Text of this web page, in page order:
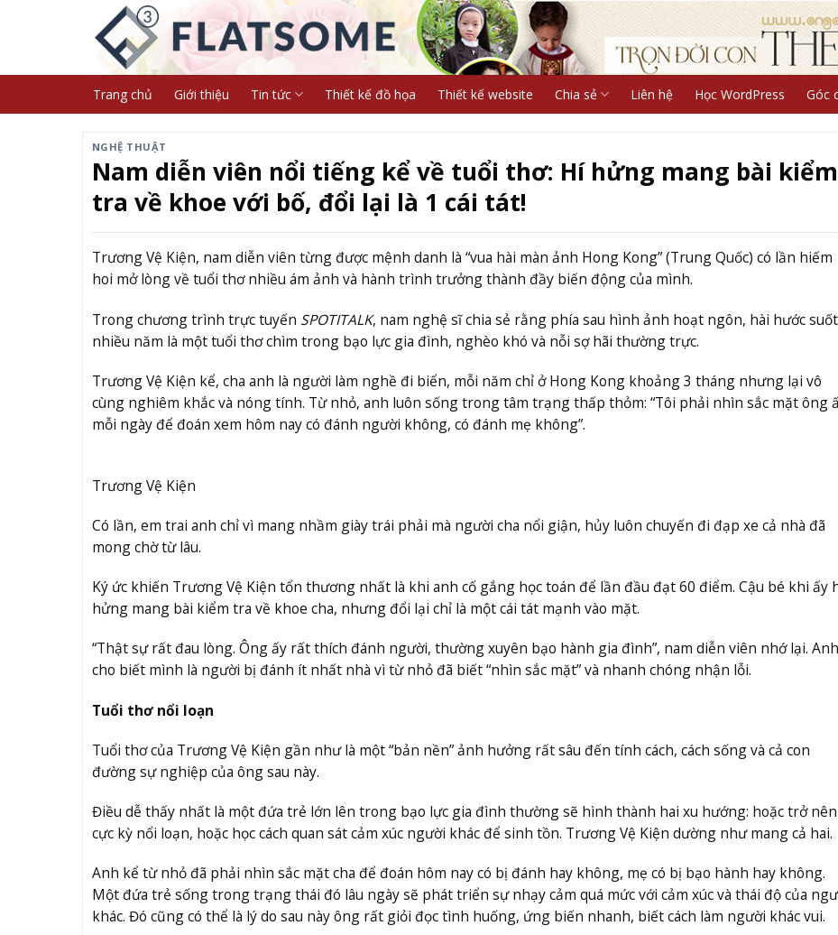
Trang chủ Giới thiệu Tin tức Thiết kế đồ họa Thiết kế website Chia sẻ Liên hệ Học WordPress Góc
NGHỆ THUẬT
Nam diễn viên nổi tiếng kể về tuổi thơ: Hí hửng mang bài kiểm
tra về khoe với bố, đổi lại là 1 cái tát!
Trương Vệ Kiện, nam diễn viên từng được mệnh danh là “vua hài màn ảnh Hong Kong” (Trung Quốc) có lần hiếm
hoi mở lòng về tuổi thơ nhiều ám ảnh và hành trình trưởng thành đầy biến động của mình.
Trong chương trình trực tuyến SPOTITALK, nam nghệ sĩ chia sẻ rằng phía sau hình ảnh hoạt ngôn, hài hước suốt
nhiều năm là một tuổi thơ chìm trong bạo lực gia đình, nghèo khó và nỗi sợ hãi thường trực.
Trương Vệ Kiện kể, cha anh là người làm nghề đi biển, mỗi năm chỉ ở Hong Kong khoảng 3 tháng nhưng lại vô
cùng nghiêm khắc và nóng tính. Từ nhỏ, anh luôn sống trong tâm trạng thấp thỏm: “Tôi phải nhìn sắc mặt ông
mỗi ngày để đoán xem hôm nay có đánh người không, có đánh mẹ không”.
Trương Vệ Kiện
Có lần, em trai anh chỉ vì mang nhầm giày trái phải mà người cha nổi giận, hủy luôn chuyến đi đạp xe cả nhà đã
mong chờ từ lâu.
Ký ức khiến Trương Vệ Kiện tổn thương nhất là khi anh cố gắng học toán để lần đầu đạt 60 điểm. Cậu bé khi ấy
hửng mang bài kiểm tra về khoe cha, nhưng đổi lại chỉ là một cái tát mạnh vào mặt.
“Thật sự rất đau lòng. Ông ấy rất thích đánh người, thường xuyên bạo hành gia đình”, nam diễn viên nhớ lại. Anh
cho biết mình là người bị đánh ít nhất nhà vì từ nhỏ đã biết “nhìn sắc mặt” và nhanh chóng nhận lỗi.
Tuổi thơ nổi loạn
Tuổi thơ của Trương Vệ Kiện gần như là một “bản nền” ảnh hưởng rất sâu đến tính cách, cách sống và cả con
đường sự nghiệp của ông sau này.
Điều dễ thấy nhất là một đứa trẻ lớn lên trong bạo lực gia đình thường sẽ hình thành hai xu hướng: hoặc trở nên
cực kỳ nổi loạn, hoặc học cách quan sát cảm xúc người khác để sinh tồn. Trương Vệ Kiện dường như mang cả hai.
Anh kể từ nhỏ đã phải nhìn sắc mặt cha để đoán hôm nay có bị đánh hay không, mẹ có bị bạo hành hay không.
Một đứa trẻ sống trong trạng thái đó lâu ngày sẽ phát triển sự nhạy cảm quá mức với cảm xúc và thái độ của
khác. Đó cũng có thể là lý do sau này ông rất giỏi đọc tình huống, ứng biến nhanh, biết cách làm người khác vui.